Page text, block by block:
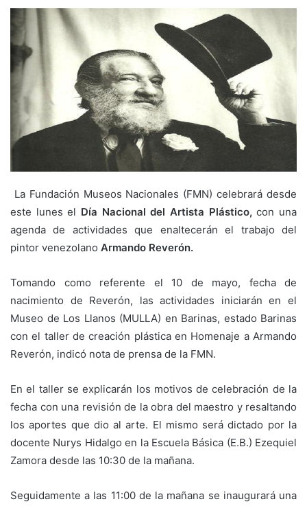
La Fundación Museos Nacionales (FMN) celebrará desde
este lunes el Día Nacional del Artista Plástico, con una
agenda de actividades que enaltecerán el trabajo del
pintor venezolano Armando Reverón.
Tomando como referente el 10 de mayo, fecha de
nacimiento de Reverón, las actividades iniciarán en el
Museo de Los Llanos (MULLA) en Barinas, estado Barinas
con el taller de creación plástica en Homenaje a Armando
Reverón, indicó nota de prensa de la FMN.
En el taller se explicarán los motivos de celebración de la
fecha con una revisión de la obra del maestro y resaltando
los aportes que dio al arte. El mismo será dictado por la
docente Nurys Hidalgo en la Escuela Básica (E.B.) Ezequiel
Zamora desde las 10:30 de la mañana.
Seguidamente a las 11:00 de la mañana se inaugurará una